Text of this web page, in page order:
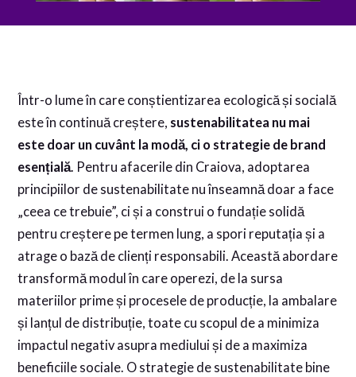
Într-o lume în care conștientizarea ecologică și socială
este în continuă creștere, sustenabilitatea nu mai
este doar un cuvânt la modă, ci o strategie de brand
esențială. Pentru afacerile din Craiova, adoptarea
principiilor de sustenabilitate nu înseamnă doar a face
„ceea ce trebuie”, ci și a construi o fundație solidă
pentru creștere pe termen lung, a spori reputația și a
atrage o bază de clienți responsabili. Această abordare
transformă modul în care operezi, de la sursa
materiilor prime și procesele de producție, la ambalare
și lanțul de distribuție, toate cu scopul de a minimiza
impactul negativ asupra mediului și de a maximiza
beneficiile sociale. O strategie de sustenabilitate bine